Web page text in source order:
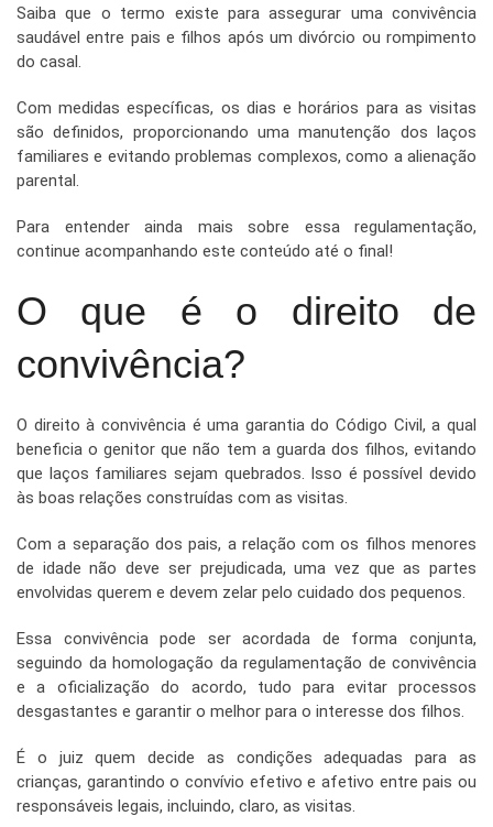
Saiba que o termo existe para assegurar uma convivência
saudável entre pais e filhos após um divórcio ou rompimento
do casal.
Com medidas específicas, os dias e horários para as visitas
são definidos, proporcionando uma manutenção dos laços
familiares e evitando problemas complexos, como a alienação
parental.
Para entender ainda mais sobre essa regulamentação,
continue acompanhando este conteúdo até o final!
O que é o direito de
convivência?
O direito à convivência é uma garantia do Código Civil, a qual
beneficia o genitor que não tem a guarda dos filhos, evitando
que laços familiares sejam quebrados. Isso é possível devido
às boas relações construídas com as visitas.
Com a separação dos pais, a relação com os filhos menores
de idade não deve ser prejudicada, uma vez que as partes
envolvidas querem e devem zelar pelo cuidado dos pequenos.
Essa convivência pode ser acordada de forma conjunta,
seguindo da homologação da regulamentação de convivência
e a oficialização do acordo, tudo para evitar processos
desgastantes e garantir o melhor para o interesse dos filhos.
É o juiz quem decide as condições adequadas para as
crianças, garantindo o convívio efetivo e afetivo entre pais ou
responsáveis legais, incluindo, claro, as visitas.